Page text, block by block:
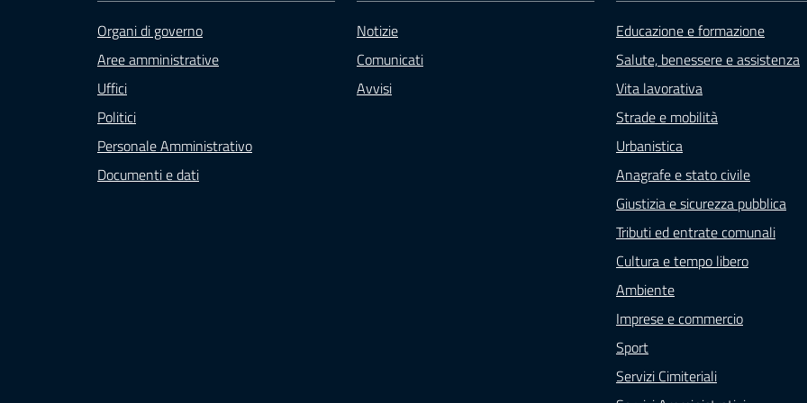
Organi di governo
Aree amministrative
Uffici
Politici
Personale Amministrativo
Documenti e dati
Notizie
Comunicati
Avvisi
Educazione e formazione
Salute, benessere e assistenza
Vita lavorativa
Strade e mobilità
Urbanistica
Anagrafe e stato civile
Giustizia e sicurezza pubblica
Tributi ed entrate comunali
Cultura e tempo libero
Ambiente
Imprese e commercio
Sport
Servizi Cimiteriali